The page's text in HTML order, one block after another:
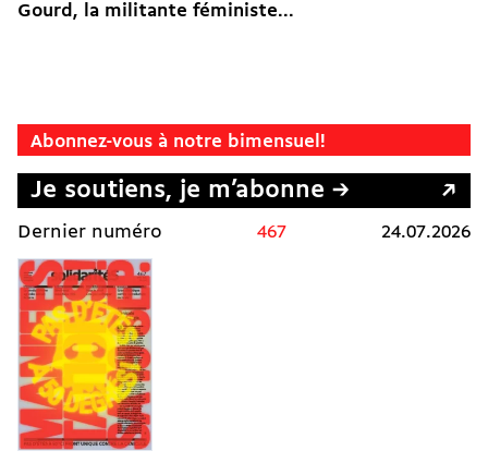
Gourd, la militante féministe...
Abonnez-vous à notre bimensuel!
Je soutiens, je m’abonne →
Dernier numéro 467 24.07.2026